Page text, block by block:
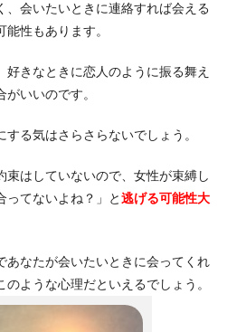
、会いたいときに連絡すれば会える
性もあります。
好きなときに恋人のように振る舞え
いいのです。
る気はさらさらないでしょう。
束はしていないので、女性が束縛し
ってないよね？」と逃げる可能性大
あなたが会いたいときに会ってくれ
ような心理だといえるでしょう。